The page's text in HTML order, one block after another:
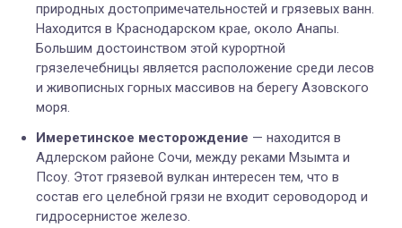
природных достопримечательностей и грязевых ванн.
Находится в Краснодарском крае, около Анапы.
Большим достоинством этой курортной
грязелечебницы является расположение среди лесов
и живописных горных массивов на берегу Азовского
моря.
Имеретинское месторождение — находится в
Адлерском районе Сочи, между реками Мзымта и
Псоу. Этот грязевой вулкан интересен тем, что в
состав его целебной грязи не входит сероводород и
гидросернистое железо.